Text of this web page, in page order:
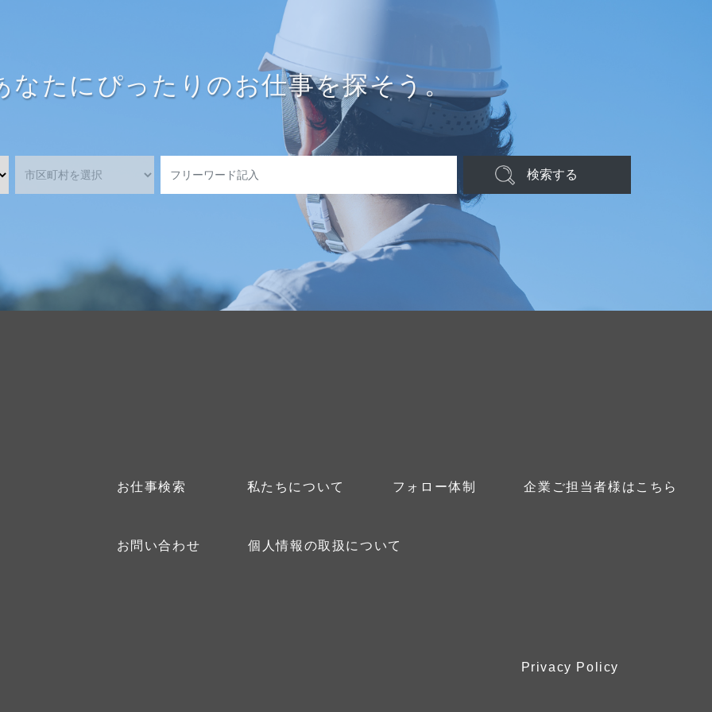
なたにぴったりのお仕事を探そう。
検索する
お仕事検索 私たちについて フォロー体制 企業ご担当者様はこちら
お問い合わせ 個人情報の取扱について
Privacy Policy